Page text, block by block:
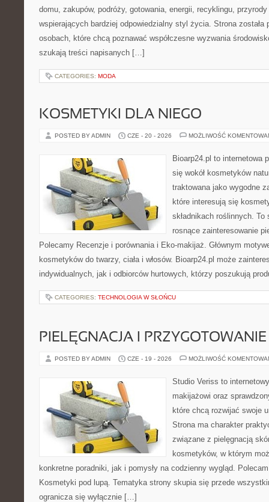
domu, zakupów, podróży, gotowania, energii, recyklingu,
wspierających bardziej odpowiedzialny styl życia. Strona została
osobach, które chcą poznawać współczesne wyzwania
szukają treści napisanych […]
CATEGORIES: MODA
KOSMETYKI DLA NIEGO
POSTED BY ADMIN CZE - 20 - 2026 MOŻLIWOŚĆ
Bioarp24.pl to internetowa
się wokół kosmetyków
traktowana jako wygodne
które interesują się
składnikach roślinnych.
rosnące zainteresowanie
Polecamy Recenzje i porównania i Eko-makijaż. Głównym
kosmetyków do twarzy, ciała i włosów. Bioarp24.pl może
indywidualnych, jak i odbiorców hurtowych, którzy poszukują
CATEGORIES: TECHNOLOGIA W SŁOŃCU
PIELĘGNACJA I
POSTED BY ADMIN CZE - 19 - 2026 MOŻLIWOŚĆ
Studio Veriss to
makijażowi oraz
które chcą rozwijać swoje
Strona ma charakter
związane z pielęgnacją
kosmetyków, w którym
konkretne poradniki, jak i pomysły na codzienny wygląd.
Kosmetyki pod lupą. Tematyka strony skupia się przede
ogranicza się wyłącznie […]